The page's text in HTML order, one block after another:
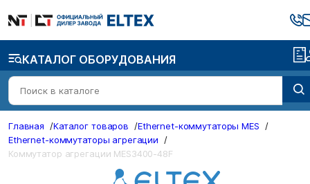
КАТАЛОГ ОБОРУДОВАНИЯ
Главная /Каталог товаров /Ethernet-коммутаторы MES
/
Ethernet-коммутаторы агрегации
/
Коммутатор агрегации MES3400-48F